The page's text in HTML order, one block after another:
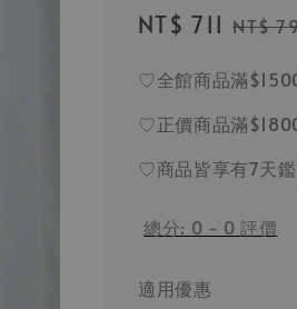
Sale
NT$ 711 NT$
♡全館商品滿
♡正價商品滿
♡商品皆享有7天鑑
總分: 0 - 0 評價
適用優惠